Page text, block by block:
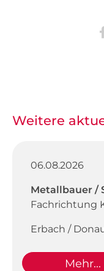
Weitere
06.08.2026
Metallbauer /
Fachrichtung
Erbach /
Mehr...